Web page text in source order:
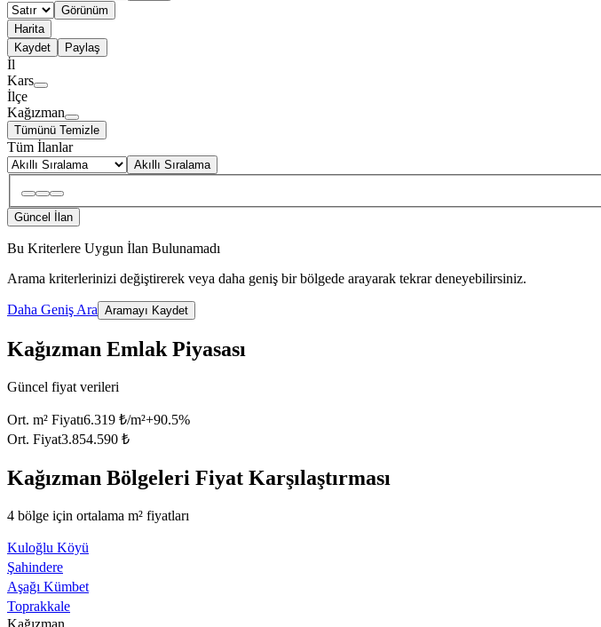
Görünüm
Harita
Kaydet
Paylaş
İl
Kars
İlçe
Kağızman
Tümünü Temizle
Tüm İlanlar
Akıllı Sıralama
Güncel İlan
Bu Kriterlere Uygun İlan Bulunamadı
Arama kriterlerinizi değiştirerek veya daha geniş bir bölgede arayarak tekrar deneyebilirsiniz.
Daha Geniş Ara Aramayı Kaydet
Kağızman Emlak Piyasası
Güncel fiyat verileri
Ort. m² Fiyatı6.319 ₺/m²+90.5%
Ort. Fiyat3.854.590 ₺
Kağızman Bölgeleri Fiyat Karşılaştırması
4 bölge için ortalama m² fiyatları
Kuloğlu Köyü
Şahindere
Aşağı Kümbet
Toprakkale
Kağızman